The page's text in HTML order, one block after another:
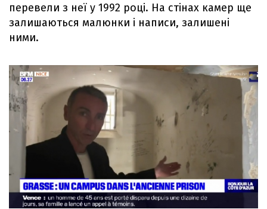
перевели з неї у 1992 році. На стінах камер ще
залишаються малюнки і написи, залишені
ними.